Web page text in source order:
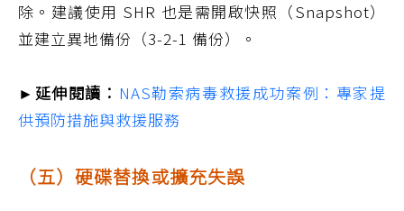
除。建議使用 SHR 也是需開啟快照（Snapshot）
並建立異地備份（3-2-1 備份）。
►延伸閱讀： NAS勒索病毒救援成功案例：專家提
供預防措施與救援服務
（五）硬碟替換或擴充失誤